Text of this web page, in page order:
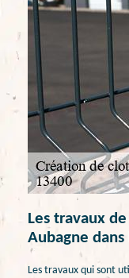
Les travaux
Aubagne
Les travaux qui sont